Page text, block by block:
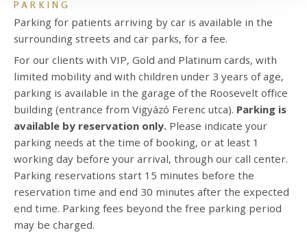
PARKING
Parking for patients arriving by car is available in the
surrounding streets and car parks, for a fee.
For our clients with VIP, Gold and Platinum cards, with
limited mobility and with children under 3 years of age,
parking is available in the garage of the Roosevelt office
building (entrance from Vigyázó Ferenc utca). Parking is
available by reservation only. Please indicate your
parking needs at the time of booking, or at least 1
working day before your arrival, through our call center.
Parking reservations start 15 minutes before the
reservation time and end 30 minutes after the expected
end time. Parking fees beyond the free parking period
may be charged.